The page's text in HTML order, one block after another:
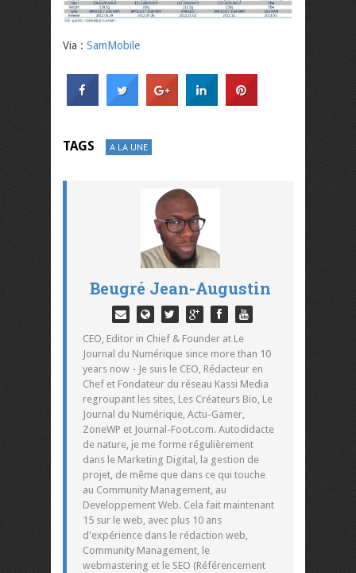
Via : SamMobile
TAGS A LA UNE
Beugré Jean-Augustin
CEO, Editor in Chief & Founder at Le
Journal du Numérique since more than 10
years now - Je suis le CEO, Rédacteur en
Chef et Fondateur du réseau Kassi Media
regroupant les sites, Les Créateurs Bio, Le
Journal du Numérique, Actu-Gamer,
ZoneWP et Journal-Foot.com. Autodidacte
de nature, je me forme régulièrement
dans le Marketing Digital, la gestion de
projet, de même que dans ce qui touche
au Community Management, au
Developpement Web. Cela fait maintenant
15 sur le web, avec plus 10 ans
d'expérience dans le rédaction web,
Community Management, le
webmastering et le SEO (Référencement